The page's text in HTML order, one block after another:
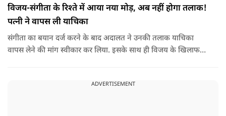
विजय-संगीता के रिश्ते में आया नया मोड़, अब नहीं होगा तलाक!
पत्नी ने वापस ली याचिका
संगीता का बयान दर्ज करने के बाद अदालत ने उनकी तलाक याचिका
वापस लेने की मांग स्वीकार कर लिया. इसके साथ ही विजय के खिलाफ
ADVERTISEMENT